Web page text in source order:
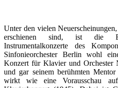
Unter den vielen
erschienen sind, ist die
Instrumentalkonzerte des
Sinfonieorchester Berlin wohl
Konzert für Klavier und Orchester
und gar seinem berühmten
wirkt wie eine Vorausschau